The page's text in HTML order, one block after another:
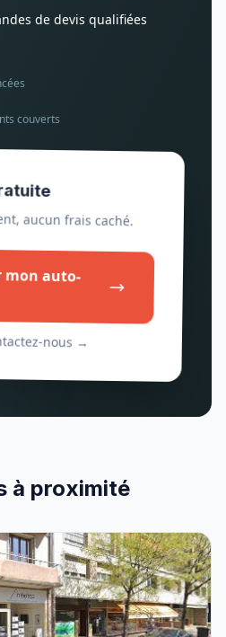
de devis qualifiées
couverts
aucun frais caché.
mon auto-
nous →
à proximité